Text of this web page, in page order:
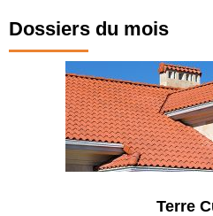
Dossiers du mois
Terre